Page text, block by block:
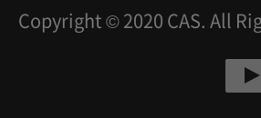
Copyright © 2020 CAS. All